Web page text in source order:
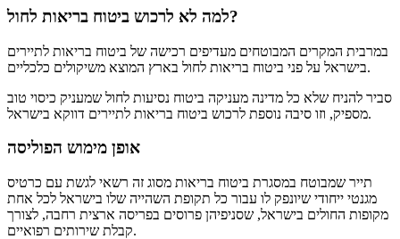
למה לא לרכוש ביטוח בריאות לחול?
במרבית המקרים המבוטחים מעדיפים רכישה של ביטוח בריאות לתיירים
בישראל על פני ביטוח בריאות לחול בארץ המוצא משיקולים כלכליים.
סביר להניח שלא כל מדינה מעניקה ביטוח נסיעות לחול שמעניק כיסוי טוב
מספיק, וזו סיבה נוספת לרכוש ביטוח בריאות לתיירים דווקא בישראל.
אופן מימוש הפוליסה
תייר שמבוטח במסגרת ביטוח בריאות מסוג זה רשאי לגשת עם כרטיס
מגנטי ייחודי שיונפק לו עבור כל תקופת השהייה שלו בישראל לכל אחת
מקופות החולים בישראל, שסניפיהן פרוסים בפריסה ארצית רחבה, לצורך
קבלת שירותים רפואיים.